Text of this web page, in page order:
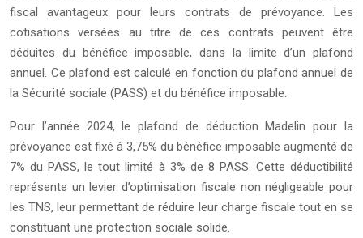
fiscal avantageux pour leurs contrats de prévoyance. Les
cotisations versées au titre de ces contrats peuvent être
déduites du bénéfice imposable, dans la limite d’un plafond
annuel. Ce plafond est calculé en fonction du plafond annuel de
la Sécurité sociale (PASS) et du bénéfice imposable.
Pour l’année 2024, le plafond de déduction Madelin pour la
prévoyance est fixé à 3,75% du bénéfice imposable augmenté de
7% du PASS, le tout limité à 3% de 8 PASS. Cette déductibilité
représente un levier d’optimisation fiscale non négligeable pour
les TNS, leur permettant de réduire leur charge fiscale tout en se
constituant une protection sociale solide.